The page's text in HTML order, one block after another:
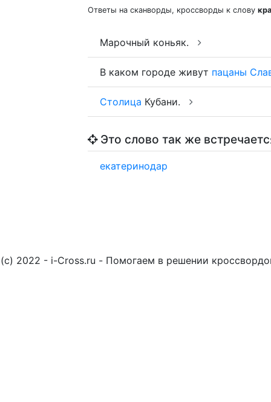
Ответы на сканворды, кроссворды к слову
Марочный коньяк.
В каком городе живут пацаны
Столица Кубани.
Это слово так же
екатеринодар
(c) 2022 - i-Cross.ru - Помогаем в решении